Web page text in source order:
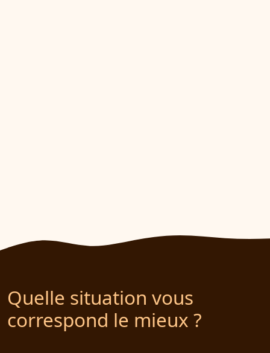
Quelle situation vous
correspond le mieux ?